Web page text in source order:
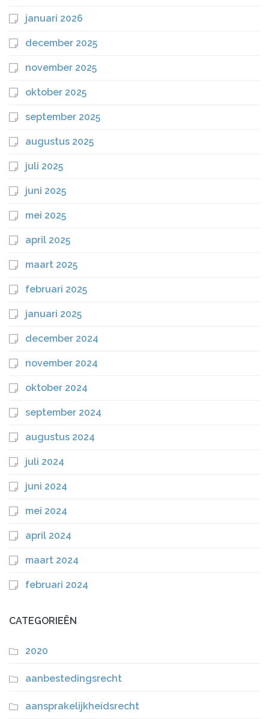
januari 2026
december 2025
november 2025
oktober 2025
september 2025
augustus 2025
juli 2025
juni 2025
mei 2025
april 2025
maart 2025
februari 2025
januari 2025
december 2024
november 2024
oktober 2024
september 2024
augustus 2024
juli 2024
juni 2024
mei 2024
april 2024
maart 2024
februari 2024
CATEGORIEËN
2020
aanbestedingsrecht
aansprakelijkheidsrecht